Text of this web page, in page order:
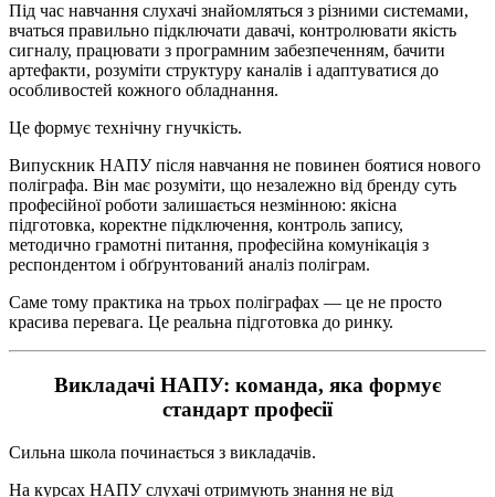
Під час навчання слухачі знайомляться з різними системами,
вчаться правильно підключати давачі, контролювати якість
сигналу, працювати з програмним забезпеченням, бачити
артефакти, розуміти структуру каналів і адаптуватися до
особливостей кожного обладнання.
Це формує технічну гнучкість.
Випускник НАПУ після навчання не повинен боятися нового
поліграфа. Він має розуміти, що незалежно від бренду суть
професійної роботи залишається незмінною: якісна
підготовка, коректне підключення, контроль запису,
методично грамотні питання, професійна комунікація з
респондентом і обґрунтований аналіз поліграм.
Саме тому практика на трьох поліграфах — це не просто
красива перевага. Це реальна підготовка до ринку.
Викладачі НАПУ: команда, яка формує
стандарт професії
Сильна школа починається з викладачів.
На курсах НАПУ слухачі отримують знання не від